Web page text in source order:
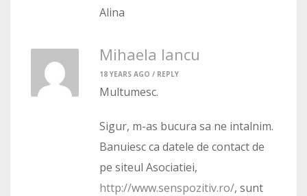
Alina
Mihaela Iancu
18 YEARS AGO / REPLY
Multumesc.
Sigur, m-as bucura sa ne intalnim.
Banuiesc ca datele de contact de
pe siteul Asociatiei,
http://www.senspozitiv.ro/, sunt